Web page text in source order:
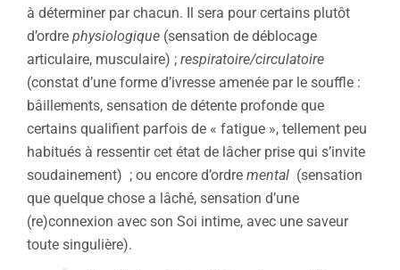
à déterminer par chacun. Il sera pour certains plutôt
d’ordre physiologique (sensation de déblocage
articulaire, musculaire) ; respiratoire/circulatoire
(constat d’une forme d’ivresse amenée par le souffle :
bâillements, sensation de détente profonde que
certains qualifient parfois de « fatigue », tellement peu
habitués à ressentir cet état de lâcher prise qui s’invite
soudainement) ; ou encore d’ordre mental (sensation
que quelque chose a lâché, sensation d’une
(re)connexion avec son Soi intime, avec une saveur
toute singulière).